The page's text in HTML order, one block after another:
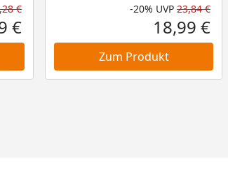
Rabatt in Prozent
Ursprünglicher Preis
€
Aktueller Preis
€
-20% UVP 23,84 €
18,99 €
Zum Produkt